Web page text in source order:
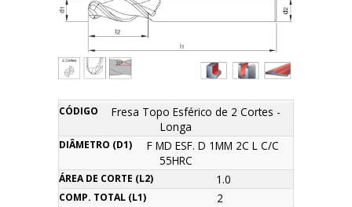
Diâmetro
(d1)
Área
corte
(l2)
Comp.
(l1)
Fresa Topo Esférico de 2 Cortes -
Longa
F MD ESF. D 1MM 2C L C/C
55HRC
1.0
2